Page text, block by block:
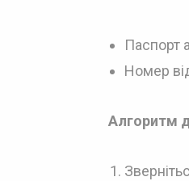
Паспорт
Номер
Алгоритм